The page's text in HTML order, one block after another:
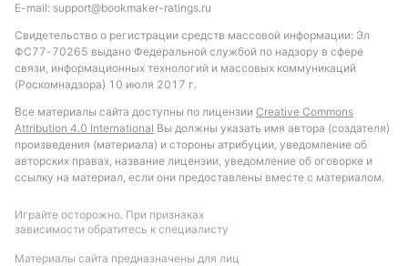
E-mail: support@bookmaker-ratings.ru
Свидетельство о регистрации средств массовой информации: Эл
ФС77-70265 выдано Федеральной службой по надзору в сфере
связи, информационных технологий и массовых коммуникаций
(Роскомнадзора) 10 июля 2017 г.
Все материалы сайта доступны по лицензии Creative Commons
Attribution 4.0 International Вы должны указать имя автора (создателя)
произведения (материала) и стороны атрибуции, уведомление об
авторских правах, название лицензии, уведомление об оговорке и
ссылку на материал, если они предоставлены вместе с материалом.
Играйте осторожно. При признаках
зависимости обратитесь к специалисту
Материалы сайта предназначены для лиц